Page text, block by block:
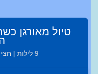
טיול מאורגן
9 לילות | חצי פנסיון | כבודה מלאה